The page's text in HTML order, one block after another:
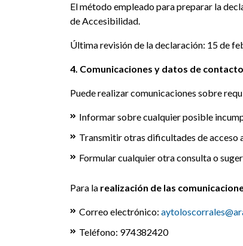
El método empleado para preparar la
de Accesibilidad.
Última revisión de la declaración: 15 de
4. Comunicaciones y datos de contacto
Puede realizar comunicaciones sobre
Informar sobre cualquier posible
Transmitir otras dificultades de acceso
Formular cualquier otra consulta o
Para la realización de las
Correo electrónico:
Teléfono: 974382420